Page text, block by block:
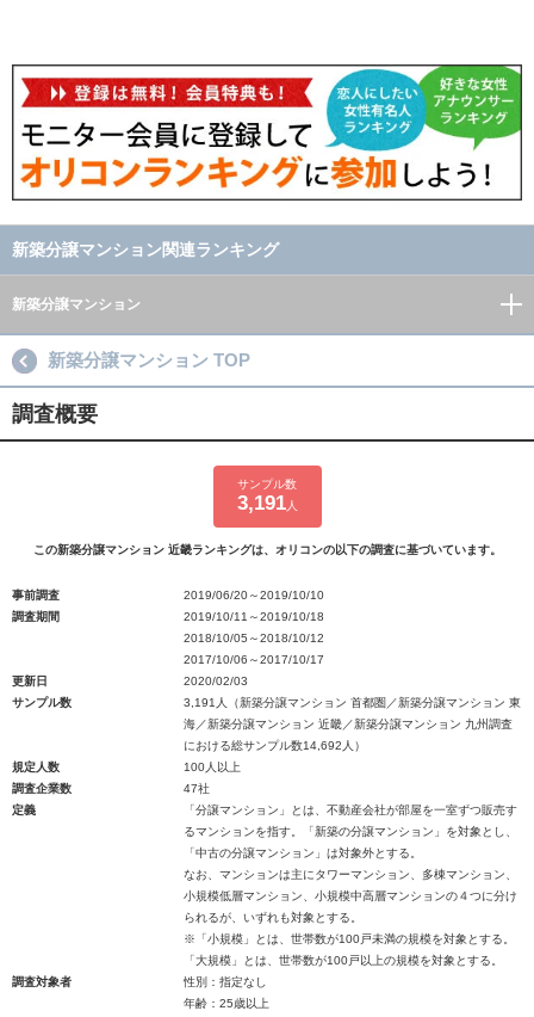
新築分譲マンション関連ランキング
新築分譲マンション
新築分譲マンション TOP
調査概要
サンプル数
3,191人
この新築分譲マンション 近畿ランキングは、オリコンの以下の調査に基づいています。
事前調査
2019/06/20～2019/10/10
調査期間
2019/10/11～2019/10/18
2018/10/05～2018/10/12
2017/10/06～2017/10/17
更新日
2020/02/03
サンプル数
3,191人（新築分譲マンション 首都圏／新築分譲マンション 東
海／新築分譲マンション 近畿／新築分譲マンション 九州調査
における総サンプル数14,692人）
規定人数
100人以上
調査企業数
47社
定義
「分譲マンション」とは、不動産会社が部屋を一室ずつ販売す
るマンションを指す。「新築の分譲マンション」を対象とし、
「中古の分譲マンション」は対象外とする。
なお、マンションは主にタワーマンション、多棟マンション、
小規模低層マンション、小規模中高層マンションの４つに分け
られるが、いずれも対象とする。
※「小規模」とは、世帯数が100戸未満の規模を対象とする。
「大規模」とは、世帯数が100戸以上の規模を対象とする。
調査対象者
性別：指定なし
年齢：25歳以上